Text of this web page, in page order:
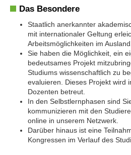
Das Besondere
Staatlich anerkannter
mit internationaler Geltung
Arbeitsmöglichkeiten im Ausland.
Sie haben die Möglichkeit, ein
bedeutsames Projekt
Studiums wissenschaftlich zu
evaluieren. Dieses Projekt wird
Dozenten betreut.
In den Selbstlernphasen sind
kommunizieren mit den
online in unserem Netzwerk.
Darüber hinaus ist eine
Kongressen im Verlauf des